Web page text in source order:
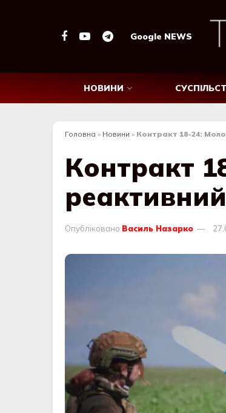
Google NEWS
НОВИНИ
Головна » Новини » Контракт 18-24:
Контракт
Опубліковано Василь Назарко